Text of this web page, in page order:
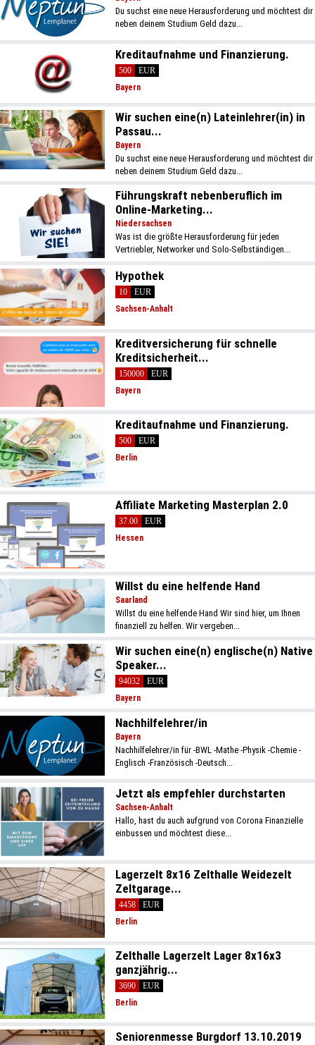
Du suchst eine neue Herausforderung und möchtest dir
neben deinem Studium Geld dazu...
Kreditaufnahme und Finanzierung.
500
EUR
Bayern
Wir suchen eine(n) Lateinlehrer(in) in
Passau...
Bayern
Du suchst eine neue Herausforderung und möchtest dir
neben deinem Studium Geld dazu...
Führungskraft nebenberuflich im
Online-Marketing...
Niedersachsen
Was ist die größte Herausforderung für jeden
Vertriebler, Networker und Solo-Selbständigen...
Hypothek
10
EUR
Sachsen-Anhalt
Kreditversicherung für schnelle
Kreditsicherheit...
150000
EUR
Bayern
Kreditaufnahme und Finanzierung.
500
EUR
Berlin
Affiliate Marketing Masterplan 2.0
37.00
EUR
Hessen
Willst du eine helfende Hand
Saarland
Willst du eine helfende Hand Wir sind hier, um Ihnen
finanziell zu helfen. Wir vergeben...
Wir suchen eine(n) englische(n) Native
Speaker...
94032
EUR
Bayern
Nachhilfelehrer/in
Bayern
Nachhilfelehrer/in für -BWL -Mathe -Physik -Chemie -
Englisch -Französisch -Deutsch...
Jetzt als empfehler durchstarten
Sachsen-Anhalt
Hallo, hast du auch aufgrund von Corona Finanzielle
einbussen und möchtest diese...
Lagerzelt 8x16 Zelthalle Weidezelt
Zeltgarage...
4458
EUR
Berlin
Zelthalle Lagerzelt Lager 8x16x3
ganzjährig...
3690
EUR
Berlin
Seniorenmesse Burgdorf 13.10.2019